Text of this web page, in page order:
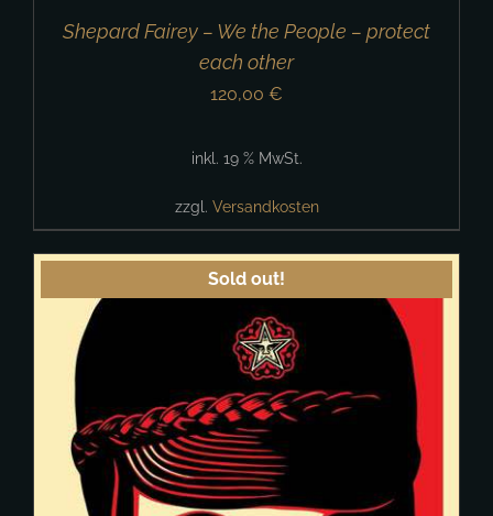
Shepard Fairey – We the People – protect
each other
120,00 €
inkl. 19 % MwSt.
zzgl. Versandkosten
Sold out!